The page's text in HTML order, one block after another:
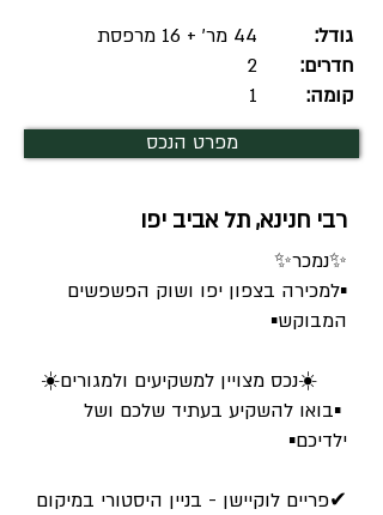
44 מר' + 16 מרפסת
2
1
גודל:
חדרים:
קומה:
מפרט הנכס
רבי חנינא, תל אביב יפו
✨נמכר✨
▪︎למכירה בצפון יפו ושוק הפשפשים
המבוקש▪︎
☀️נכס מצויין למשקיעים ולמגורים☀️
▪︎בואו להשקיע בעתיד שלכם ושל
ילדיכם▪︎
✔פריים לוקיישן - בניין היסטורי במיקום